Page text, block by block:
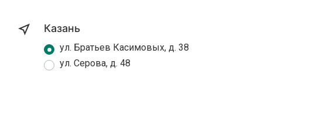
Казань
ул. Братьев Касимовых, д. 38
ул. Серова, д. 48